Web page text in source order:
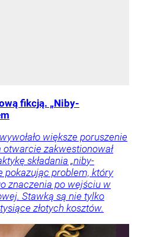
fikcją. „Niby-
większe poruszenie
zakwestionował
składania „niby-
pokazując problem, który
znaczenia po wejściu w
Stawką są nie tylko
złotych kosztów.